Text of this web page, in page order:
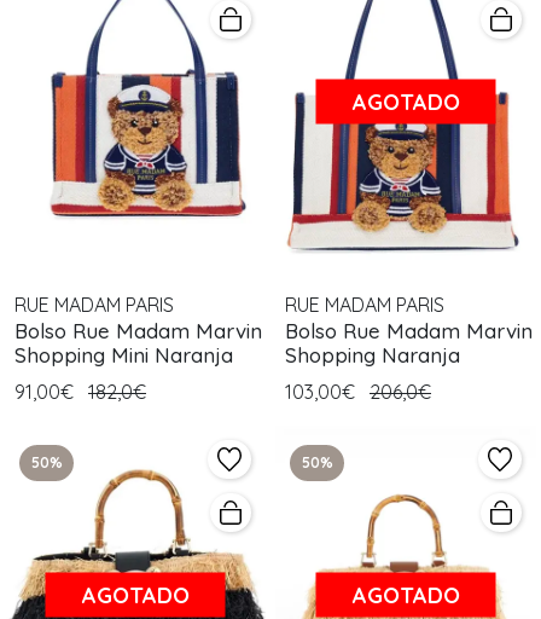
RUE MADAM PARIS
Bolso Rue Madam Marvin
Shopping Mini Naranja
91,00€ 182,0€
AGOTADO
RUE MADAM PARIS
Bolso Rue Madam Marvin
Shopping Naranja
103,00€ 206,0€
50%
AGOTADO
50%
AGOTADO